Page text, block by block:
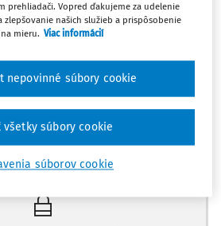
alebo s DPH, a pod.) a zákona o
dane, zrážková daň, a
Máte predplatné? Prihláste sa
prehliadači. Vopred ďakujeme za udelenie
zlepšovanie našich služieb a prispôsobenie
mieru. Viac informácií
súborov cookie
nepovinné súbory cookie
všetky súbory cookie